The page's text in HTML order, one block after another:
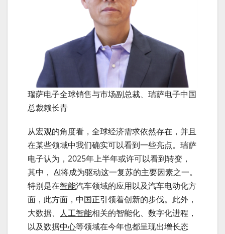
瑞萨电子全球销售与市场副总裁、瑞萨电子中国
总裁赖长青
从宏观的角度看，全球经济需求依然存在，并且
在某些领域中我们确实可以看到一些亮点。瑞萨
电子认为，2025年上半年或许可以看到转变，
其中， AI将成为驱动这一复苏的主要因素之一。
特别是在智能汽车领域的应用以及汽车电动化方
面，此方面，中国正引领着创新的步伐。此外，
大数据、 人工智能相关的智能化、数字化进程，
以及数据中心等领域在今年也都呈现出增长态